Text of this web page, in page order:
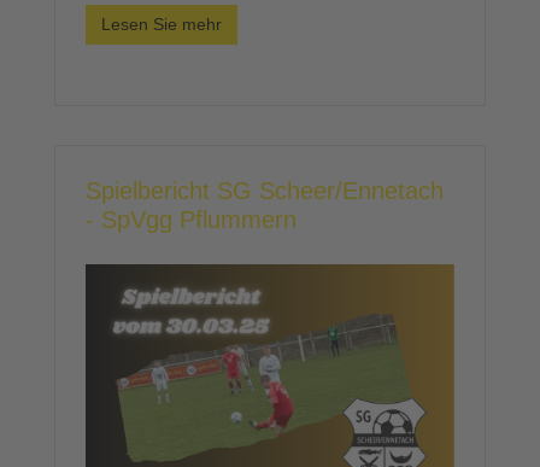
Lesen Sie mehr
Spielbericht SG Scheer/Ennetach
- SpVgg Pflummern